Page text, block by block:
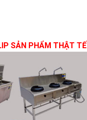
SẢN PHẨM THẬT TẾ